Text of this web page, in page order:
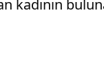
kadının